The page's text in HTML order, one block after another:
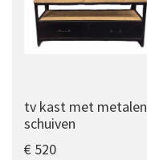
tv kast met metalen
schuiven
€ 520